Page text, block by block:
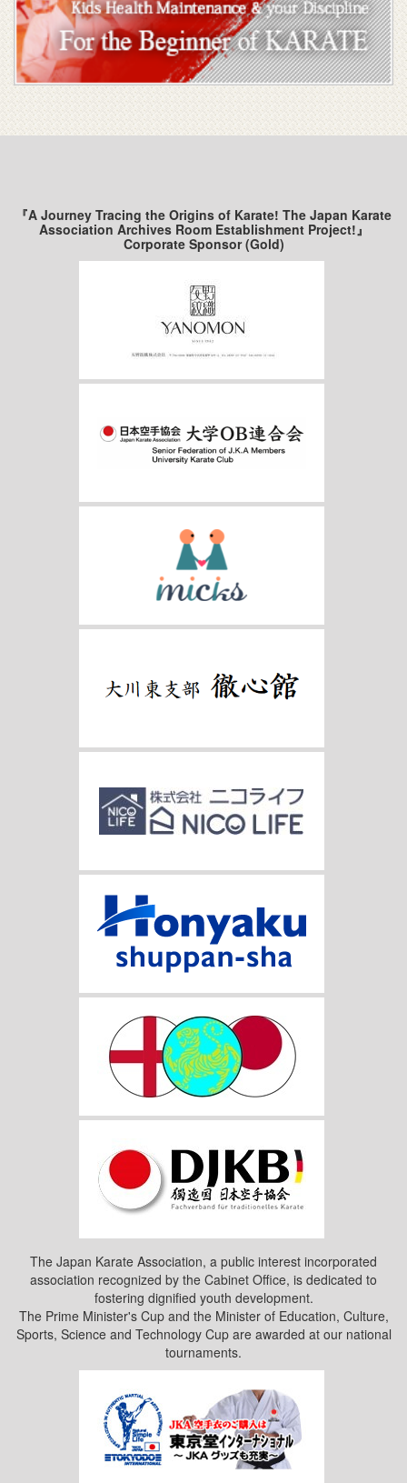
『A Journey Tracing the Origins of Karate! The Japan Karate
Association Archives Room Establishment Project!』
Corporate Sponsor (Gold)
The Japan Karate Association, a public interest incorporated
association recognized by the Cabinet Office, is dedicated to
fostering dignified youth development.
The Prime Minister's Cup and the Minister of Education, Culture,
Sports, Science and Technology Cup are awarded at our national
tournaments.